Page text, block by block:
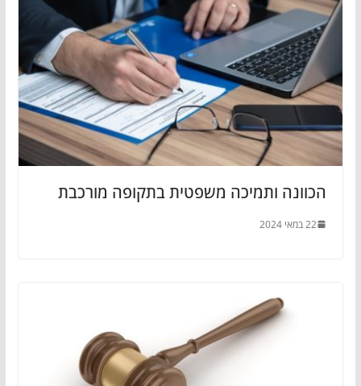
הכוונה ותמיכה משפטית בתקופה מורכבת
22 במאי 2024